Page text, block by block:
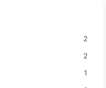
2
2
1